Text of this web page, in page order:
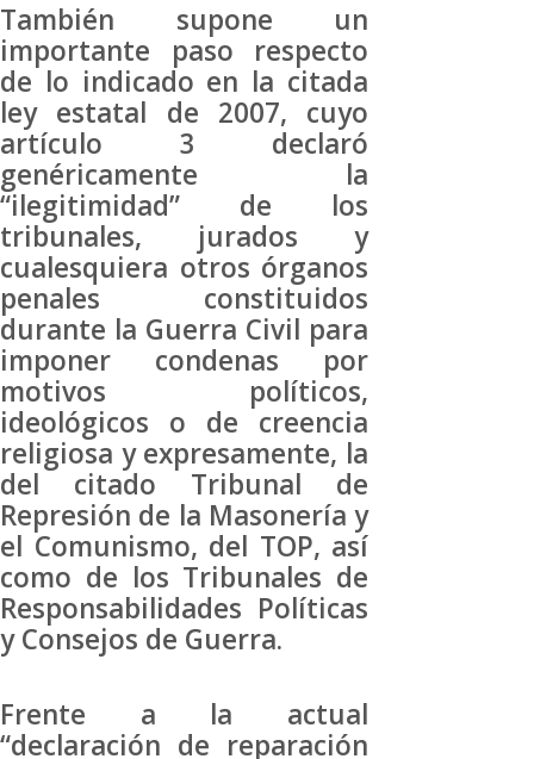
También supone un
importante paso respecto
de lo indicado en la citada
ley estatal de 2007, cuyo
artículo 3 declaró
genéricamente la
“ilegitimidad” de los
tribunales, jurados y
cualesquiera otros órganos
penales constituidos
durante la Guerra Civil para
imponer condenas por
motivos políticos,
ideológicos o de creencia
religiosa y expresamente, la
del citado Tribunal de
Represión de la Masonería y
el Comunismo, del TOP, así
como de los Tribunales de
Responsabilidades Políticas
y Consejos de Guerra.
Frente a la actual
“declaración de reparación